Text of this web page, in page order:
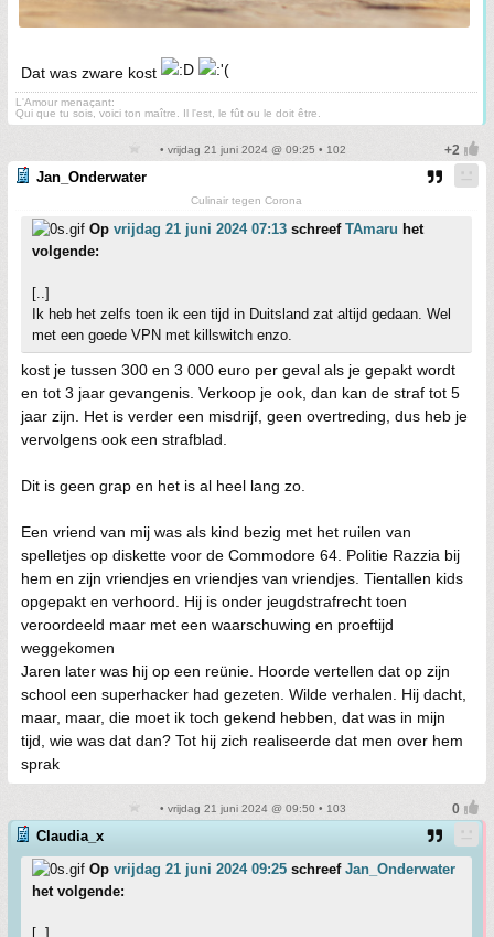
Dat was zware kost
L'Amour menaçant:
Qui que tu sois, voici ton maître. Il l'est, le fût ou le doit être.
• vrijdag 21 juni 2024 @ 09:25 • 102
Jan_Onderwater
Culinair tegen Corona
Op vrijdag 21 juni 2024 07:13 schreef TAmaru het
volgende:
[..]
Ik heb het zelfs toen ik een tijd in Duitsland zat altijd gedaan. Wel
met een goede VPN met killswitch enzo.
kost je tussen 300 en 3 000 euro per geval als je gepakt wordt
en tot 3 jaar gevangenis. Verkoop je ook, dan kan de straf tot 5
jaar zijn. Het is verder een misdrijf, geen overtreding, dus heb je
vervolgens ook een strafblad.
Dit is geen grap en het is al heel lang zo.
Een vriend van mij was als kind bezig met het ruilen van
spelletjes op diskette voor de Commodore 64. Politie Razzia bij
hem en zijn vriendjes en vriendjes van vriendjes. Tientallen kids
opgepakt en verhoord. Hij is onder jeugdstrafrecht toen
veroordeeld maar met een waarschuwing en proeftijd
weggekomen
Jaren later was hij op een reünie. Hoorde vertellen dat op zijn
school een superhacker had gezeten. Wilde verhalen. Hij dacht,
maar, maar, die moet ik toch gekend hebben, dat was in mijn
tijd, wie was dat dan? Tot hij zich realiseerde dat men over hem
sprak
• vrijdag 21 juni 2024 @ 09:50 • 103
Claudia_x
Op vrijdag 21 juni 2024 09:25 schreef Jan_Onderwater
het volgende:
[..]